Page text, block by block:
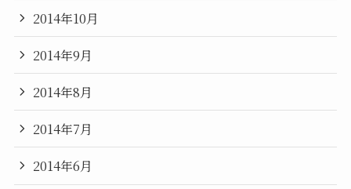
2014年10月
2014年9月
2014年8月
2014年7月
2014年6月